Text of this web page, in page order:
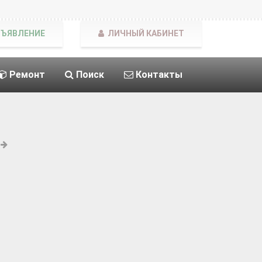
Ремонт Поиск Контакты
ЛИЧНЫЙ КАБИНЕТ